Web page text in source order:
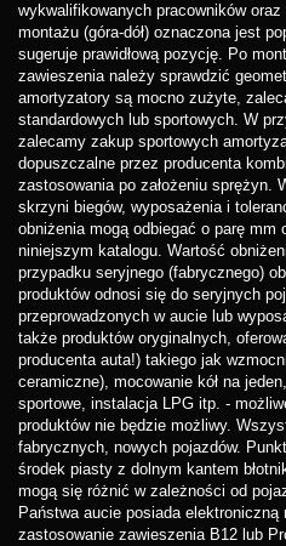
wykwalifikowanych pracowników
montażu (góra-dół) oznaczona jest
sugeruje prawidłową pozycję. Po
zawieszenia należy sprawdzić
amortyzatory są mocno zużyte,
standardowych lub sportowych. W
zalecamy zakup sportowych
dopuszczalne przez producenta
zastosowania po założeniu sprężyn.
skrzyni biegów, wyposażenia i
obniżenia mogą odbiegać o parę mm
niniejszym katalogu. Wartość
przypadku seryjnego (fabrycznego)
produktów odnosi się do seryjnych
przeprowadzonych w aucie lub
także produktów oryginalnych,
producenta auta!) takiego jak
ceramiczne), mocowanie kół na
sportowe, instalacja LPG itp. -
produktów nie będzie możliwy.
fabrycznych, nowych pojazdów.
środek piasty z dolnym kantem
mogą się różnić w zależności od
Państwa aucie posiada elektroniczną
zastosowanie zawieszenia B12 lub